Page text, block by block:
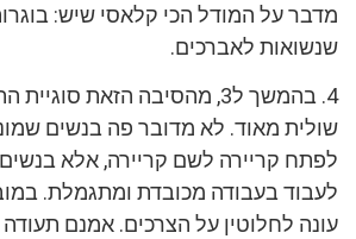
מדבר על המודל הכי קלאסי שיש:
שנשואות לאברכים.
4. בהמשך ל3, מהסיבה הזאת
שולית מאוד. לא מדובר פה בנשים
לפתח קריירה לשם קריירה, אלא בנשים
לעבוד בעבודה מכובדת ומתגמלת.
עונה לחלוטין על הצרכים. אמנם